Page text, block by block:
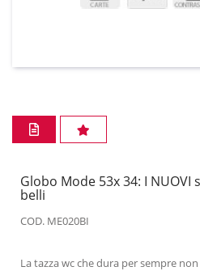
Globo Mode 53x 34: I
belli
COD. ME020BI
La tazza wc che dura per sempre